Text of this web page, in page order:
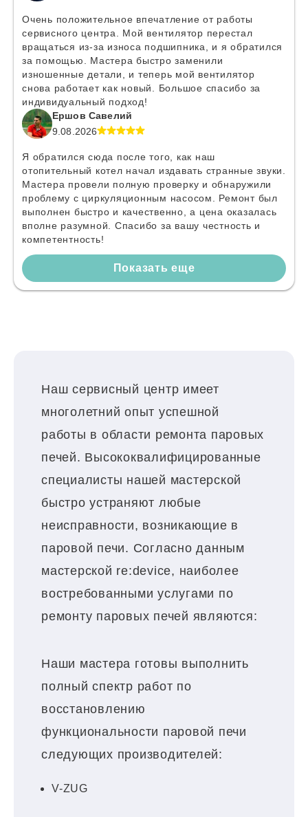
Очень положительное впечатление от работы
сервисного центра. Мой вентилятор перестал
вращаться из-за износа подшипника, и я обратился
за помощью. Мастера быстро заменили
изношенные детали, и теперь мой вентилятор
снова работает как новый. Большое спасибо за
индивидуальный подход!
Ершов Савелий
9.08.2026
Я обратился сюда после того, как наш
отопительный котел начал издавать странные звуки.
Мастера провели полную проверку и обнаружили
проблему с циркуляционным насосом. Ремонт был
выполнен быстро и качественно, а цена оказалась
вполне разумной. Спасибо за вашу честность и
компетентность!
Показать еще
Наш сервисный центр имеет
многолетний опыт успешной
работы в области ремонта паровых
печей. Высококвалифицированные
специалисты нашей мастерской
быстро устраняют любые
неисправности, возникающие в
паровой печи. Согласно данным
мастерской re:device, наиболее
востребованными услугами по
ремонту паровых печей являются:
Наши мастера готовы выполнить
полный спектр работ по
восстановлению
функциональности паровой печи
следующих производителей:
V-ZUG